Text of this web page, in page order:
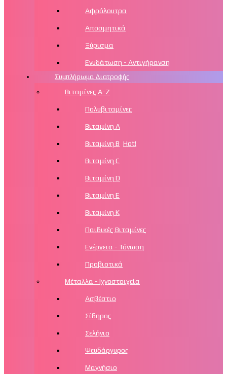
Αφρόλουτρα
Αποσμητικά
Ξύρισμα
Ενυδάτωση - Αντιγήρανση
Συμπλήρωμα Διατροφής
Βιταμίνες Α-Ζ
Πολυβιταμίνες
Βιταμίνη Α
Βιταμίνη Β Hot!
Βιταμίνη C
Βιταμίνη D
Βιταμίνη Ε
Βιταμίνη Κ
Παιδικές Βιταμίνες
Ενέργεια - Τόνωση
Προβιοτικά
Μέταλλα - Ιχνοστοιχεία
Ασβέστιο
Σίδηρος
Σελήνιο
Ψευδάργυρος
Μαγνήσιο